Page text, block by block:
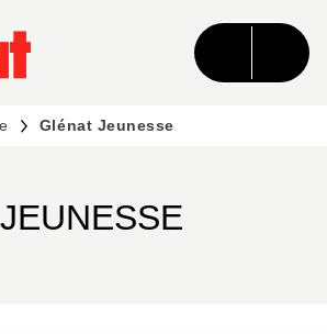
CONTENU
Glénat Jeunesse